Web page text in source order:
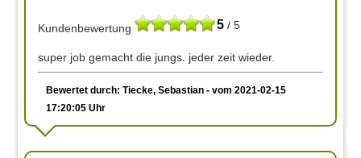
5 / 5
Kundenbewertung
super job gemacht die jungs. jeder zeit wieder.
Bewertet durch: Tiecke, Sebastian - vom 2021-02-15
17:20:05 Uhr